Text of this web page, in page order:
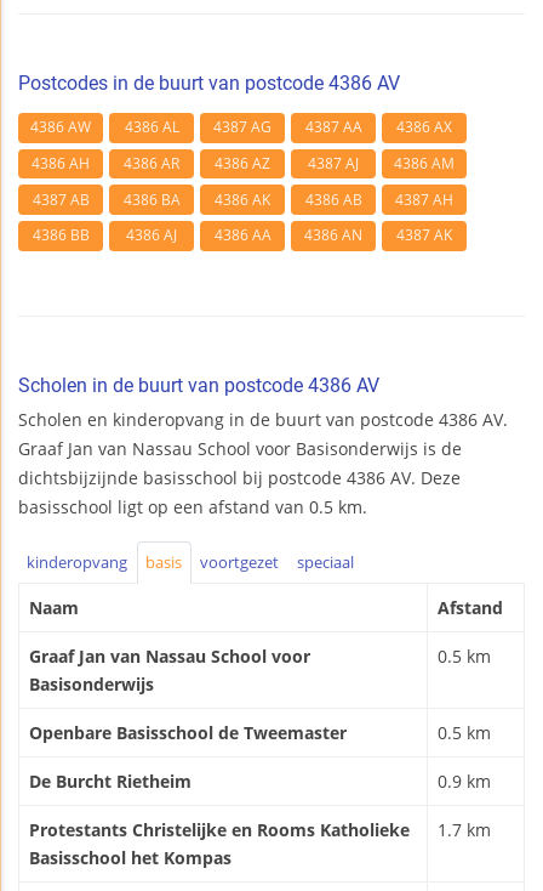
Postcodes in de buurt van postcode 4386 AV
4386 AW 4386 AL 4387 AG 4387 AA
4386 AX
4386 AH
4386 AR 4386 AZ 4387 AJ
4386 AM
4387 AB
4386 BA 4386 AK 4386 AB
4387 AH
4386 BB
4386 AJ 4386 AA 4386 AN 4387 AK
Scholen in de buurt van postcode 4386 AV
Scholen en kinderopvang in de buurt van postcode 4386 AV.
Graaf Jan van Nassau School voor Basisonderwijs is de
dichtsbijzijnde basisschool bij postcode 4386 AV. Deze
basisschool ligt op een afstand van 0.5 km.
kinderopvang basis voortgezet speciaal
Naam Afstand
Graaf Jan van Nassau School voor
Basisonderwijs
0.5 km
Openbare Basisschool de Tweemaster 0.5 km
De Burcht Rietheim 0.9 km
Protestants Christelijke en Rooms Katholieke
Basisschool het Kompas
1.7 km